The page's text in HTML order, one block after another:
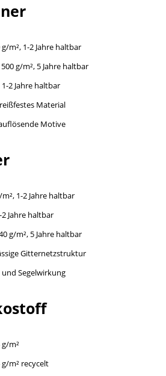
m², 1-2 Jahre haltbar
g/m², 5 Jahre haltbar
2 Jahre haltbar
Material
Motive
1-2 Jahre haltbar
2 Jahre haltbar
g/m², 5 Jahre haltbar
Gitternetzstruktur
Segelwirkung
m²
m² recycelt